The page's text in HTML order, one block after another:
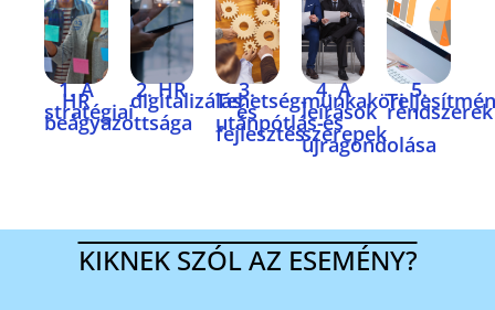
1. A
HR
stratégiai
beágyazottsága
2. HR
digitalizálás3.
Tehetség-
és
utánpótlás-
fejlesztés
4. A
munkaköri
leírások
és
szerepek
újragondolása
5.
rendszerek
KIKNEK SZÓL AZ ESEMÉNY?